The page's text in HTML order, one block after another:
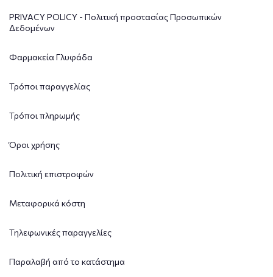
PRIVACY POLICY - Πολιτική προστασίας Προσωπικών
Δεδομένων
Φαρμακεία Γλυφάδα
Τρόποι παραγγελίας
Τρόποι πληρωμής
Όροι χρήσης
Πολιτική επιστροφών
Μεταφορικά κόστη
Τηλεφωνικές παραγγελίες
Παραλαβή από το κατάστημα